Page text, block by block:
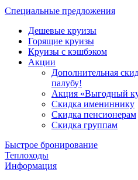
Специальные предложения
Дешевые круизы
Горящие круизы
Круизы с кэшбэком
Акции
Дополнительная
палубу!
Акция «Выгодный
Скидка имениннику
Скидка пенсионерам
Скидка группам
Быстрое бронирование
Теплоходы
Информация